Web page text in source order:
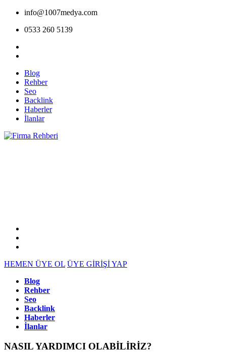
info@1007medya.com
0533 260 5139
Blog
Rehber
Seo
Backlink
Haberler
İlanlar
HEMEN ÜYE OL ÜYE GİRİŞİ YAP
Blog
Rehber
Seo
Backlink
Haberler
İlanlar
NASIL YARDIMCI OLABİLİRİZ?